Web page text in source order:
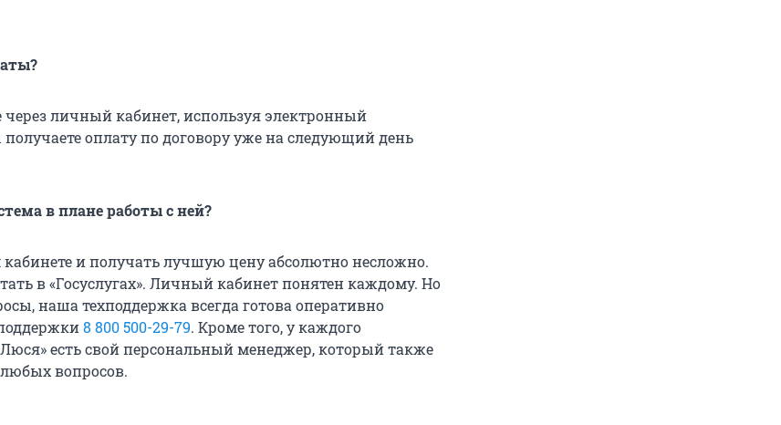
через личный кабинет, используя электронный
оплату по договору уже на следующий день
в плане работы с ней?
и получать лучшую цену абсолютно несложно.
в «Госуслугах». Личный кабинет понятен каждому. Но
наша техподдержка всегда готова оперативно
8 800 500-29-79. Кроме того, у каждого
есть свой персональный менеджер, который также
вопросов.